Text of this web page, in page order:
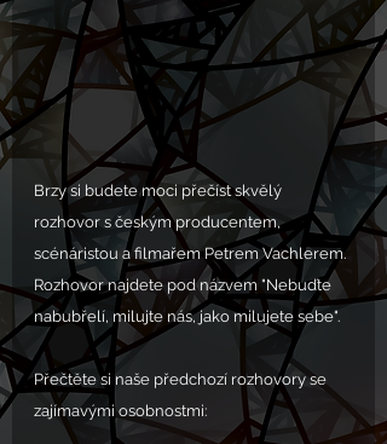
Brzy si budete moci přečíst skvělý
rozhovor s českým producentem,
scénáristou a filmařem Petrem Vachlerem.
Rozhovor najdete pod názvem "Nebuďte
nabubřelí, milujte nás, jako milujete sebe".
Přečtěte si naše předchozí rozhovory se
zajímavými osobnostmi: